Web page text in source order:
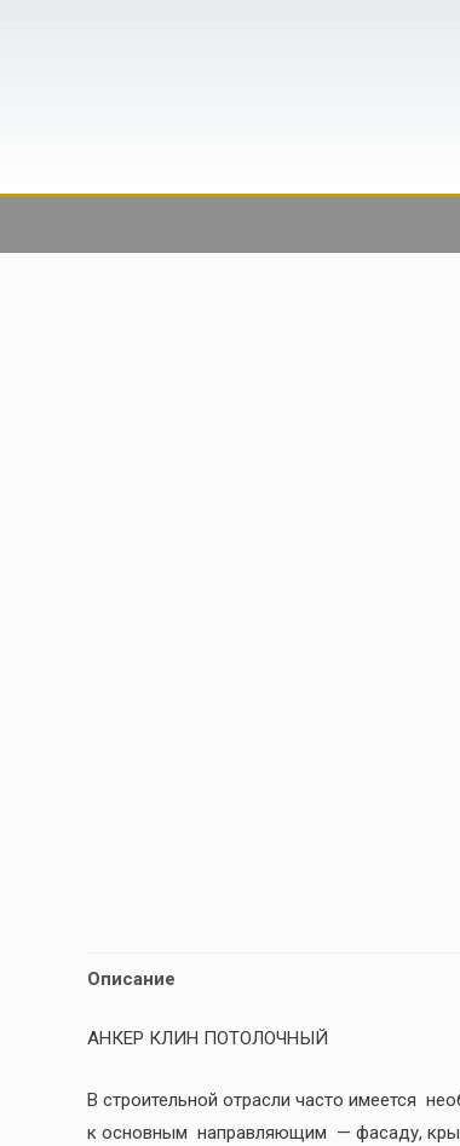
Описание
АНКЕР КЛИН ПОТОЛОЧНЫЙ
В строительной отрасли часто имеется
к основным направляющим — фасаду,